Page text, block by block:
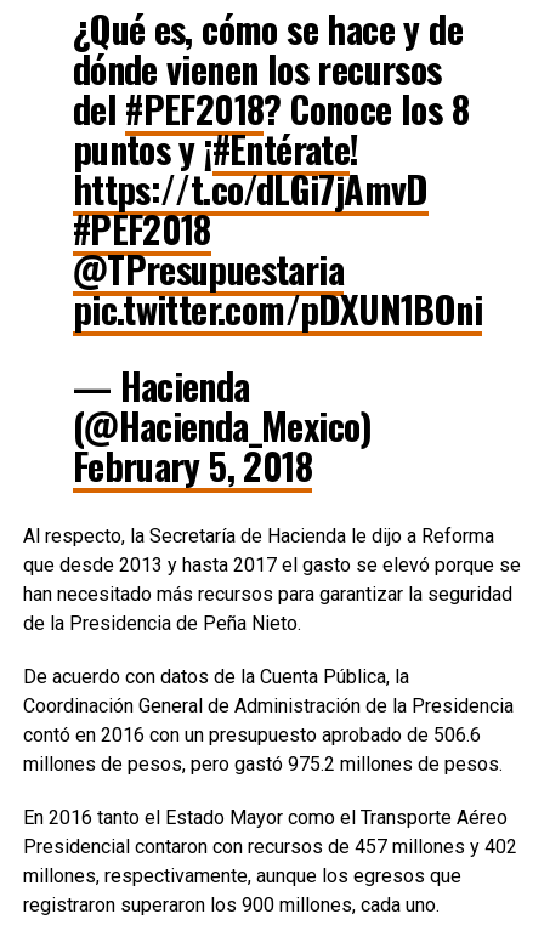
¿Qué es, cómo se hace y de
dónde vienen los recursos
del #PEF2018? Conoce los 8
puntos y ¡#Entérate!
https://t.co/dLGi7jAmvD
#PEF2018
@TPresupuestaria
pic.twitter.com/pDXUN1BOni
— Hacienda
(@Hacienda_Mexico)
February 5, 2018
Al respecto, la Secretaría de Hacienda le dijo a Reforma
que desde 2013 y hasta 2017 el gasto se elevó porque se
han necesitado más recursos para garantizar la seguridad
de la Presidencia de Peña Nieto.
De acuerdo con datos de la Cuenta Pública, la
Coordinación General de Administración de la Presidencia
contó en 2016 con un presupuesto aprobado de 506.6
millones de pesos, pero gastó 975.2 millones de pesos.
En 2016 tanto el Estado Mayor como el Transporte Aéreo
Presidencial contaron con recursos de 457 millones y 402
millones, respectivamente, aunque los egresos que
registraron superaron los 900 millones, cada uno.